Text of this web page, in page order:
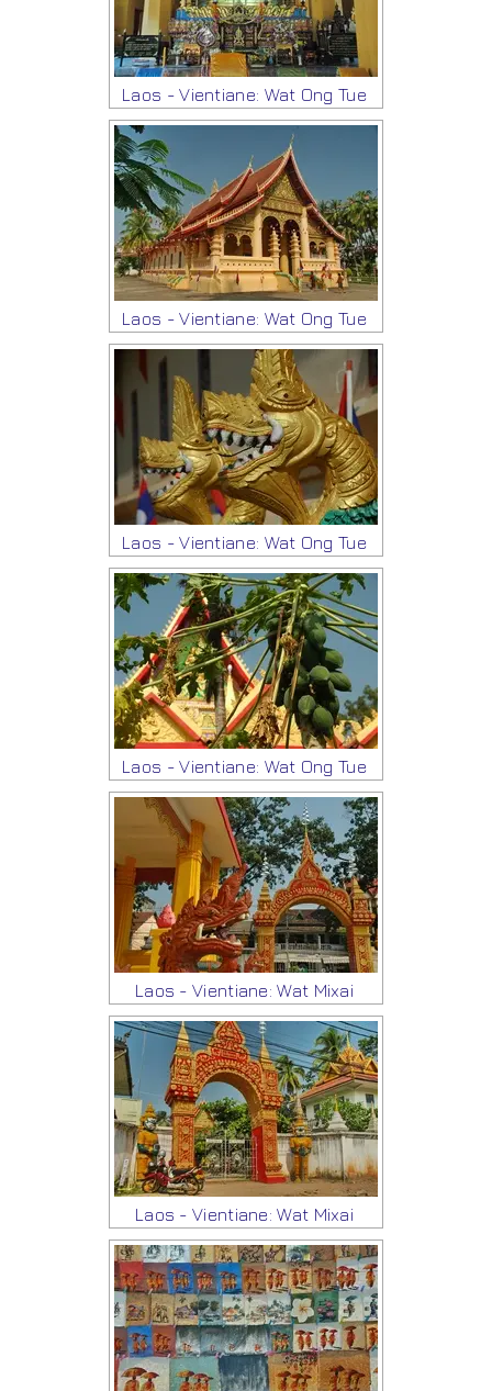
Laos - Vientiane: Wat Ong Tue
Laos - Vientiane: Wat Ong Tue
Laos - Vientiane: Wat Ong Tue
Laos - Vientiane: Wat Ong Tue
Laos - Vientiane: Wat Mixai
Laos - Vientiane: Wat Mixai